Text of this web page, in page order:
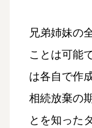
兄弟姉妹の
ことは可能
は各自で作
相続放棄の
とを知った